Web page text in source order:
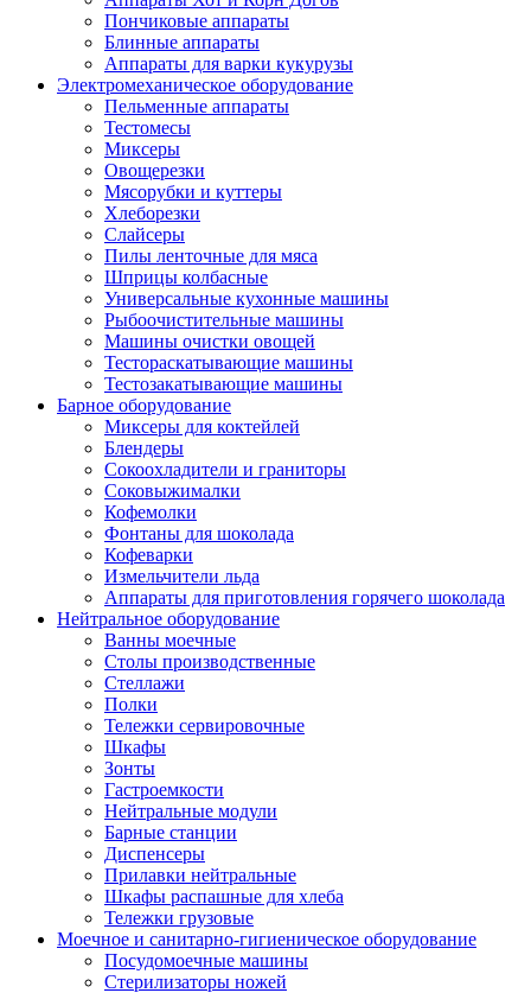
Пончиковые аппараты
Блинные аппараты
Аппараты для варки кукурузы
Электромеханическое оборудование
Пельменные аппараты
Тестомесы
Миксеры
Овощерезки
Мясорубки и куттеры
Хлеборезки
Слайсеры
Пилы ленточные для мяса
Шприцы колбасные
Универсальные кухонные машины
Рыбоочистительные машины
Машины очистки овощей
Тестораскатывающие машины
Тестозакатывающие машины
Барное оборудование
Миксеры для коктейлей
Блендеры
Сокоохладители и граниторы
Соковыжималки
Кофемолки
Фонтаны для шоколада
Кофеварки
Измельчители льда
Аппараты для приготовления горячего шоколада
Нейтральное оборудование
Ванны моечные
Столы производственные
Стеллажи
Полки
Тележки сервировочные
Шкафы
Зонты
Гастроемкости
Нейтральные модули
Барные станции
Диспенсеры
Прилавки нейтральные
Шкафы распашные для хлеба
Тележки грузовые
Моечное и санитарно-гигиеническое оборудование
Посудомоечные машины
Стерилизаторы ножей